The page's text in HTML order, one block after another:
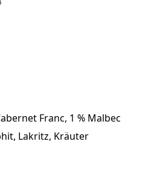
Franc, 1 % Malbec
Lakritz, Kräuter